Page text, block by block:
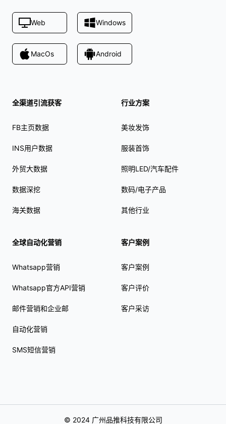
Web Windows
MacOs Android
全渠道引流获客
FB主页数据
INS用户数据
外贸大数据
数据深挖
海关数据
全球自动化营销
Whatsapp营销
Whatsapp官方API营销
邮件营销和企业邮
自动化营销
SMS短信营销
行业方案
美妆发饰
服装首饰
照明LED/汽车配件
数码/电子产品
其他行业
客户案例
客户案例
客户评价
客户采访
© 2024 广州品推科技有限公司